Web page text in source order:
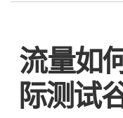
流量如
际测试